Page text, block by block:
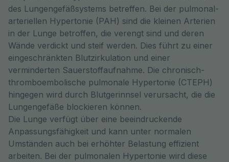
des Lungengefäßsystems betreffen. Bei der pulmonal-
arteriellen Hypertonie (PAH) sind die kleinen Arterien
in der Lunge betroffen, die verengt sind und deren
Wände verdickt und steif werden. Dies führt zu einer
eingeschränkten Blutzirkulation und einer
verminderten Sauerstoffaufnahme. Die chronisch-
thromboembolische pulmonale Hypertonie (CTEPH)
hingegen wird durch Blutgerinnsel verursacht, die die
Lungengefäße blockieren können.
Die Lunge verfügt über eine beeindruckende
Anpassungsfähigkeit und kann unter normalen
Umständen auch bei erhöhter Belastung effizient
arbeiten. Bei der pulmonalen Hypertonie wird diese